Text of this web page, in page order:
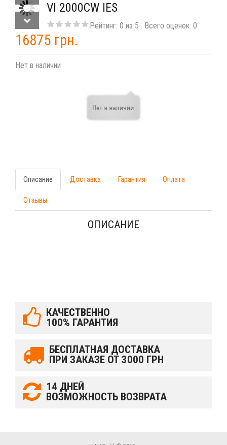
VI 2000CW IES
Рейтинг:0 из 5 . Всего оценок:0
16875 грн.
Нет в наличии
Описание Доставка Гарантия Оплата
Отзывы
ОПИСАНИЕ
КАЧЕСТВЕННО
100% ГАРАНТИЯ
БЕСПЛАТНАЯ ДОСТАВКА
ПРИ ЗАКАЗЕ ОТ 3000 ГРН
14 ДНЕЙ
ВОЗМОЖНОСТЬ ВОЗВРАТА